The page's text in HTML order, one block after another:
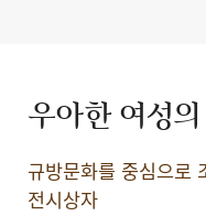
우아한 여성
규방문화를 중심으로
전시상자